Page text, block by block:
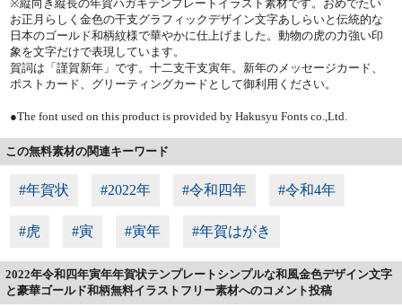
※縦向き縦長の年賀ハガキテンプレートイラスト素材です。おめでたい
お正月らしく金色の干支グラフィックデザイン文字あしらいと伝統的な
日本のゴールド和柄紋様で華やかに仕上げました。動物の虎の力強い印
象を文字だけで表現しています。
賀詞は「謹賀新年」です。十二支干支寅年。新年のメッセージカード、
ポストカード、グリーティングカードとして御利用ください。
●The font used on this product is provided by Hakusyu Fonts co.,Ltd.
この無料素材の関連キーワード
#年賀状 #2022年 #令和四年 #令和4年
#虎 #寅 #寅年 #年賀はがき
2022年令和四年寅年年賀状テンプレートシンプルな和風金色デザイン文字
と豪華ゴールド和柄無料イラストフリー素材へのコメント投稿